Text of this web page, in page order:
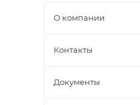
О компании
Контакты
Документы